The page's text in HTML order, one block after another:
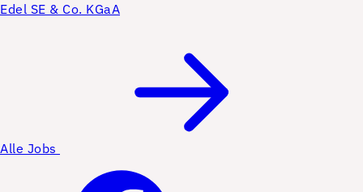
Edel SE & Co. KGaA
Alle Jobs